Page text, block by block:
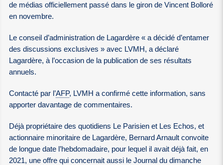
de médias officiellement passé dans le giron de Vincent Bolloré
en novembre.
Le conseil d’administration de Lagardère « a décidé d’entamer
des discussions exclusives » avec LVMH, a déclaré
Lagardère, à l’occasion de la publication de ses résultats
annuels.
Contacté par l’AFP, LVMH a confirmé cette information, sans
apporter davantage de commentaires.
Déjà propriétaire des quotidiens Le Parisien et Les Echos, et
actionnaire minoritaire de Lagardère, Bernard Arnault convoite
de longue date l’hebdomadaire, pour lequel il avait déjà fait, en
2021, une offre qui concernait aussi le Journal du dimanche